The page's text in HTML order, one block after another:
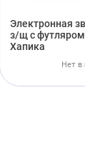
Электронная
з/щ с футляром
Хапика
Нет в